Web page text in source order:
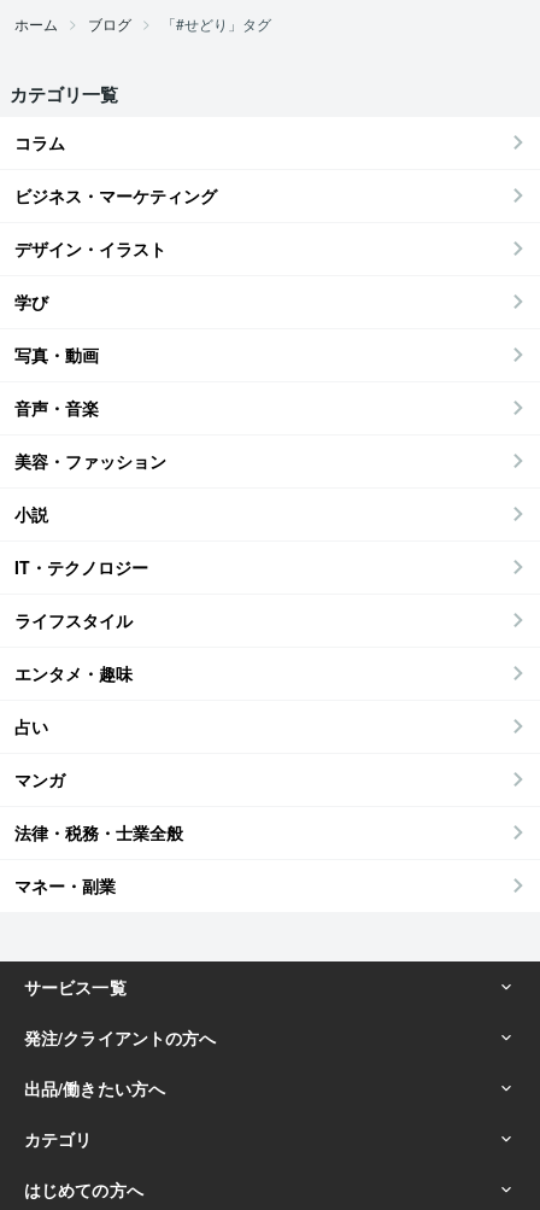
ホーム ブログ 「#せどり」タグ
カテゴリ一覧
コラム
ビジネス・マーケティング
デザイン・イラスト
学び
写真・動画
音声・音楽
美容・ファッション
小説
IT・テクノロジー
ライフスタイル
エンタメ・趣味
占い
マンガ
法律・税務・士業全般
マネー・副業